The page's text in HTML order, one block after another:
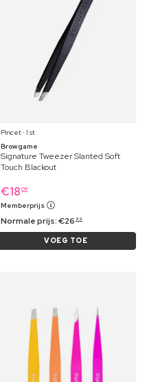
Pincet ⋅ 1 st
Browgame
Signature Tweezer Slanted Soft
Touch Blackout
€18 09
Memberprijs
Normale prijs:€26 99
VOEG TOE